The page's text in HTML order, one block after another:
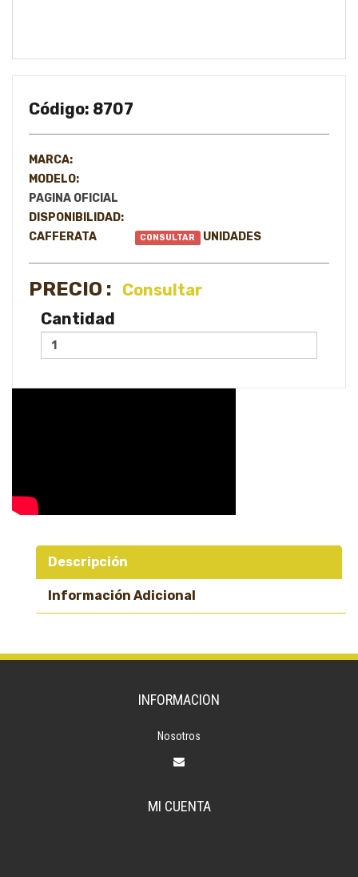
Código: 8707
MARCA:
MODELO:
PAGINA OFICIAL
DISPONIBILIDAD:
CAFFERATA
CONSULTAR UNIDADES
PRECIO :
Consultar
Cantidad
Descripción
Información Adicional
INFORMACION
Nosotros
MI CUENTA